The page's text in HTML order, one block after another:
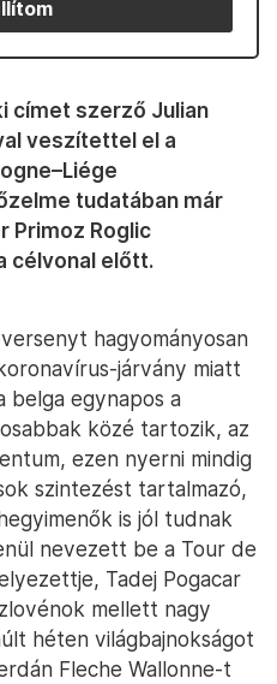
címet szerző Julian
veszítettel el a
tudatában már
Primoz Roglic
célvonal előtt.
hagyományosan
járvány miatt
belga egynapos a
közé tartozik, az
ezen nyerni mindig
szintezést tartalmazó,
is jól tudnak
nevezett be a Tour de
Tadej Pogacar
mellett nagy
héten világbajnokságot
Fleche Wallonne-t